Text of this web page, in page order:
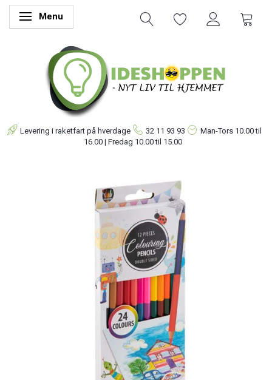
Skifte navigation
Menu
Levering i raketfart på hverdage 32 11 93 93 Man-Tors 10.00 til
16.00 | Fredag 10.00 til 15.00